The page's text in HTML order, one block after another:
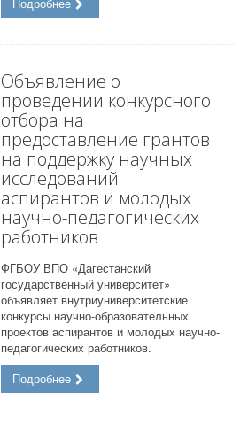
Объявление о
проведении конкурсного
отбора на
предоставление грантов
на поддержку научных
исследований
аспирантов и молодых
научно-педагогических
работников
ФГБОУ ВПО «Дагестанский
государственный университет»
объявляет внутриуниверситетские
конкурсы научно-образовательных
проектов аспирантов и молодых научно-
педагогических работников.
Подробнее